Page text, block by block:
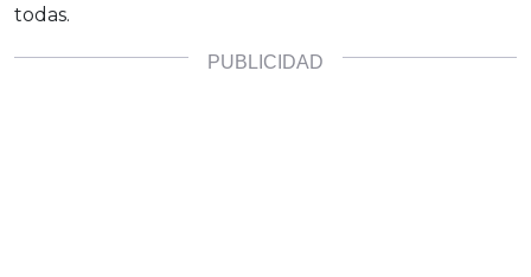
todas.